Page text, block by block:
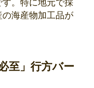
。特に地元で採
海産物加工品が
至」行方バー